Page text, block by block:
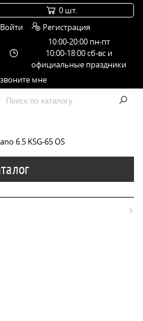
10:00-20:00 пн-пт
10:00-18:00 сб-вс и
официальные праздники
мне
0 шт.
Войти
Регистрация
6.5 KSG-65 OS